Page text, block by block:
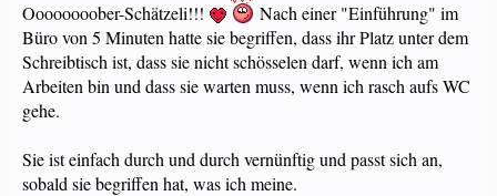
Oooooooober-Schätzeli!!!
Nach einer "Einführung" im
Büro von 5 Minuten hatte sie begriffen, dass ihr Platz unter dem
Schreibtisch ist, dass sie nicht schösselen darf, wenn ich am
Arbeiten bin und dass sie warten muss, wenn ich rasch aufs WC
gehe.
Sie ist einfach durch und durch vernünftig und passt sich an,
sobald sie begriffen hat, was ich meine.